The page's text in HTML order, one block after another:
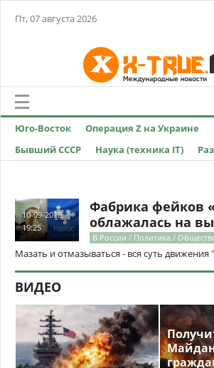
Пт, 07 августа 2026
Юго-Восток Операция Z на Украине
Бывший СССР
Наука (техника IT)
10-09-2018,
19:25
Фабрика фейков
облажалась на
В России / Политика /
Мазать и отмазываться - вся суть движения
ВИДЕО